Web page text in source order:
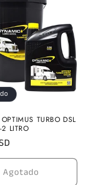
TURBO DSL
LITRO
Agotado